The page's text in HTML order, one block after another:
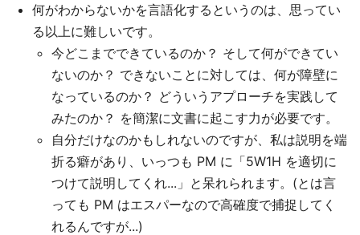
何がわからないかを言語化するというのは、思ってい
る以上に難しいです。
今どこまでできているのか？ そして何ができてい
ないのか？ できないことに対しては、何が障壁に
なっているのか？ どういうアプローチを実践して
みたのか？ を簡潔に文書に起こす力が必要です。
自分だけなのかもしれないのですが、私は説明を端
折る癖があり、いっつも PM に「5W1H を適切に
つけて説明してくれ...」と呆れられます。(とは言
っても PM はエスパーなので高確度で捕捉してく
れるんですが...)